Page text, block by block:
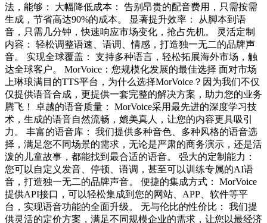
法，能够： 大幅降低成本： 告别昂贵的配音费用，只需按需
生成，节省高达90%的成本。 显著提升效率： 从脚本到语
音，只需几分钟，快速响应市场变化，抢占先机。 灵活定制
内容： 轻松调整语速、语调、情感，打造独一无二的品牌声
音。 实现全球覆盖： 支持多种语言，轻松拓展海外市场，触
达全球客户。 MorVoice：您规模化发展的最佳选择 面对市场
上琳琅满目的TTS平台，为什么选择MorVoice？因为我们不仅
仅提供语音合成，更提供一套完整的解决方案，助力您的业务
腾飞！ 卓越的语音质量： MorVoice采用最先进的深度学习技
术，生成的语音自然流畅，媲美真人，让您的内容更具吸引
力。 丰富的语音库： 我们提供多种音色、多种风格的语音选
择，满足您不同场景的需求，无论是严肃的商务演示，还是活
泼的儿童故事，都能找到最合适的语音。 强大的定制能力：
您可以自定义发音、停顿、语调，甚至可以训练专属的AI语
音，打造独一无二的品牌声音。 便捷的集成方式： MorVoice
提供API接口，可以轻松集成到您的网站、APP、软件等平
台，实现语音功能的全面升级。 无与伦比的性价比： 我们提
供灵活的定价方案，满足不同规模企业的需求，让您以最经济